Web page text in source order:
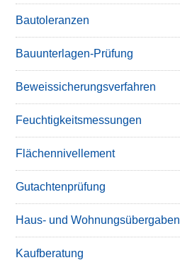
Bautoleranzen
Bauunterlagen-Prüfung
Beweissicherungsverfahren
Feuchtigkeitsmessungen
Flächennivellement
Gutachtenprüfung
Haus- und Wohnungsübergaben
Kaufberatung